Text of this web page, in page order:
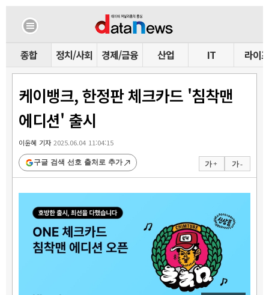
종합 정치/사회 경제/금융 산업 IT 라이프
케이뱅크, 한정판 체크카드 '침착맨
에디션' 출시
이윤혜 기자2025.06.04 11:04:15
가 + 가 -
구글 검색 선호 출처로 추가